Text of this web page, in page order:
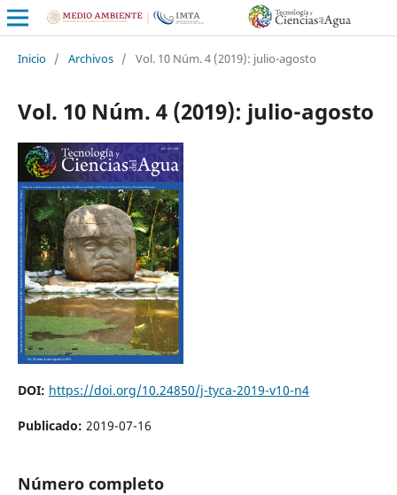
Inicio / Archivos / Vol. 10 Núm. 4 (2019): julio-agosto
Vol. 10 Núm. 4 (2019): julio-agosto
DOI: https://doi.org/10.24850/j-tyca-2019-v10-n4
Publicado: 2019-07-16
Número completo